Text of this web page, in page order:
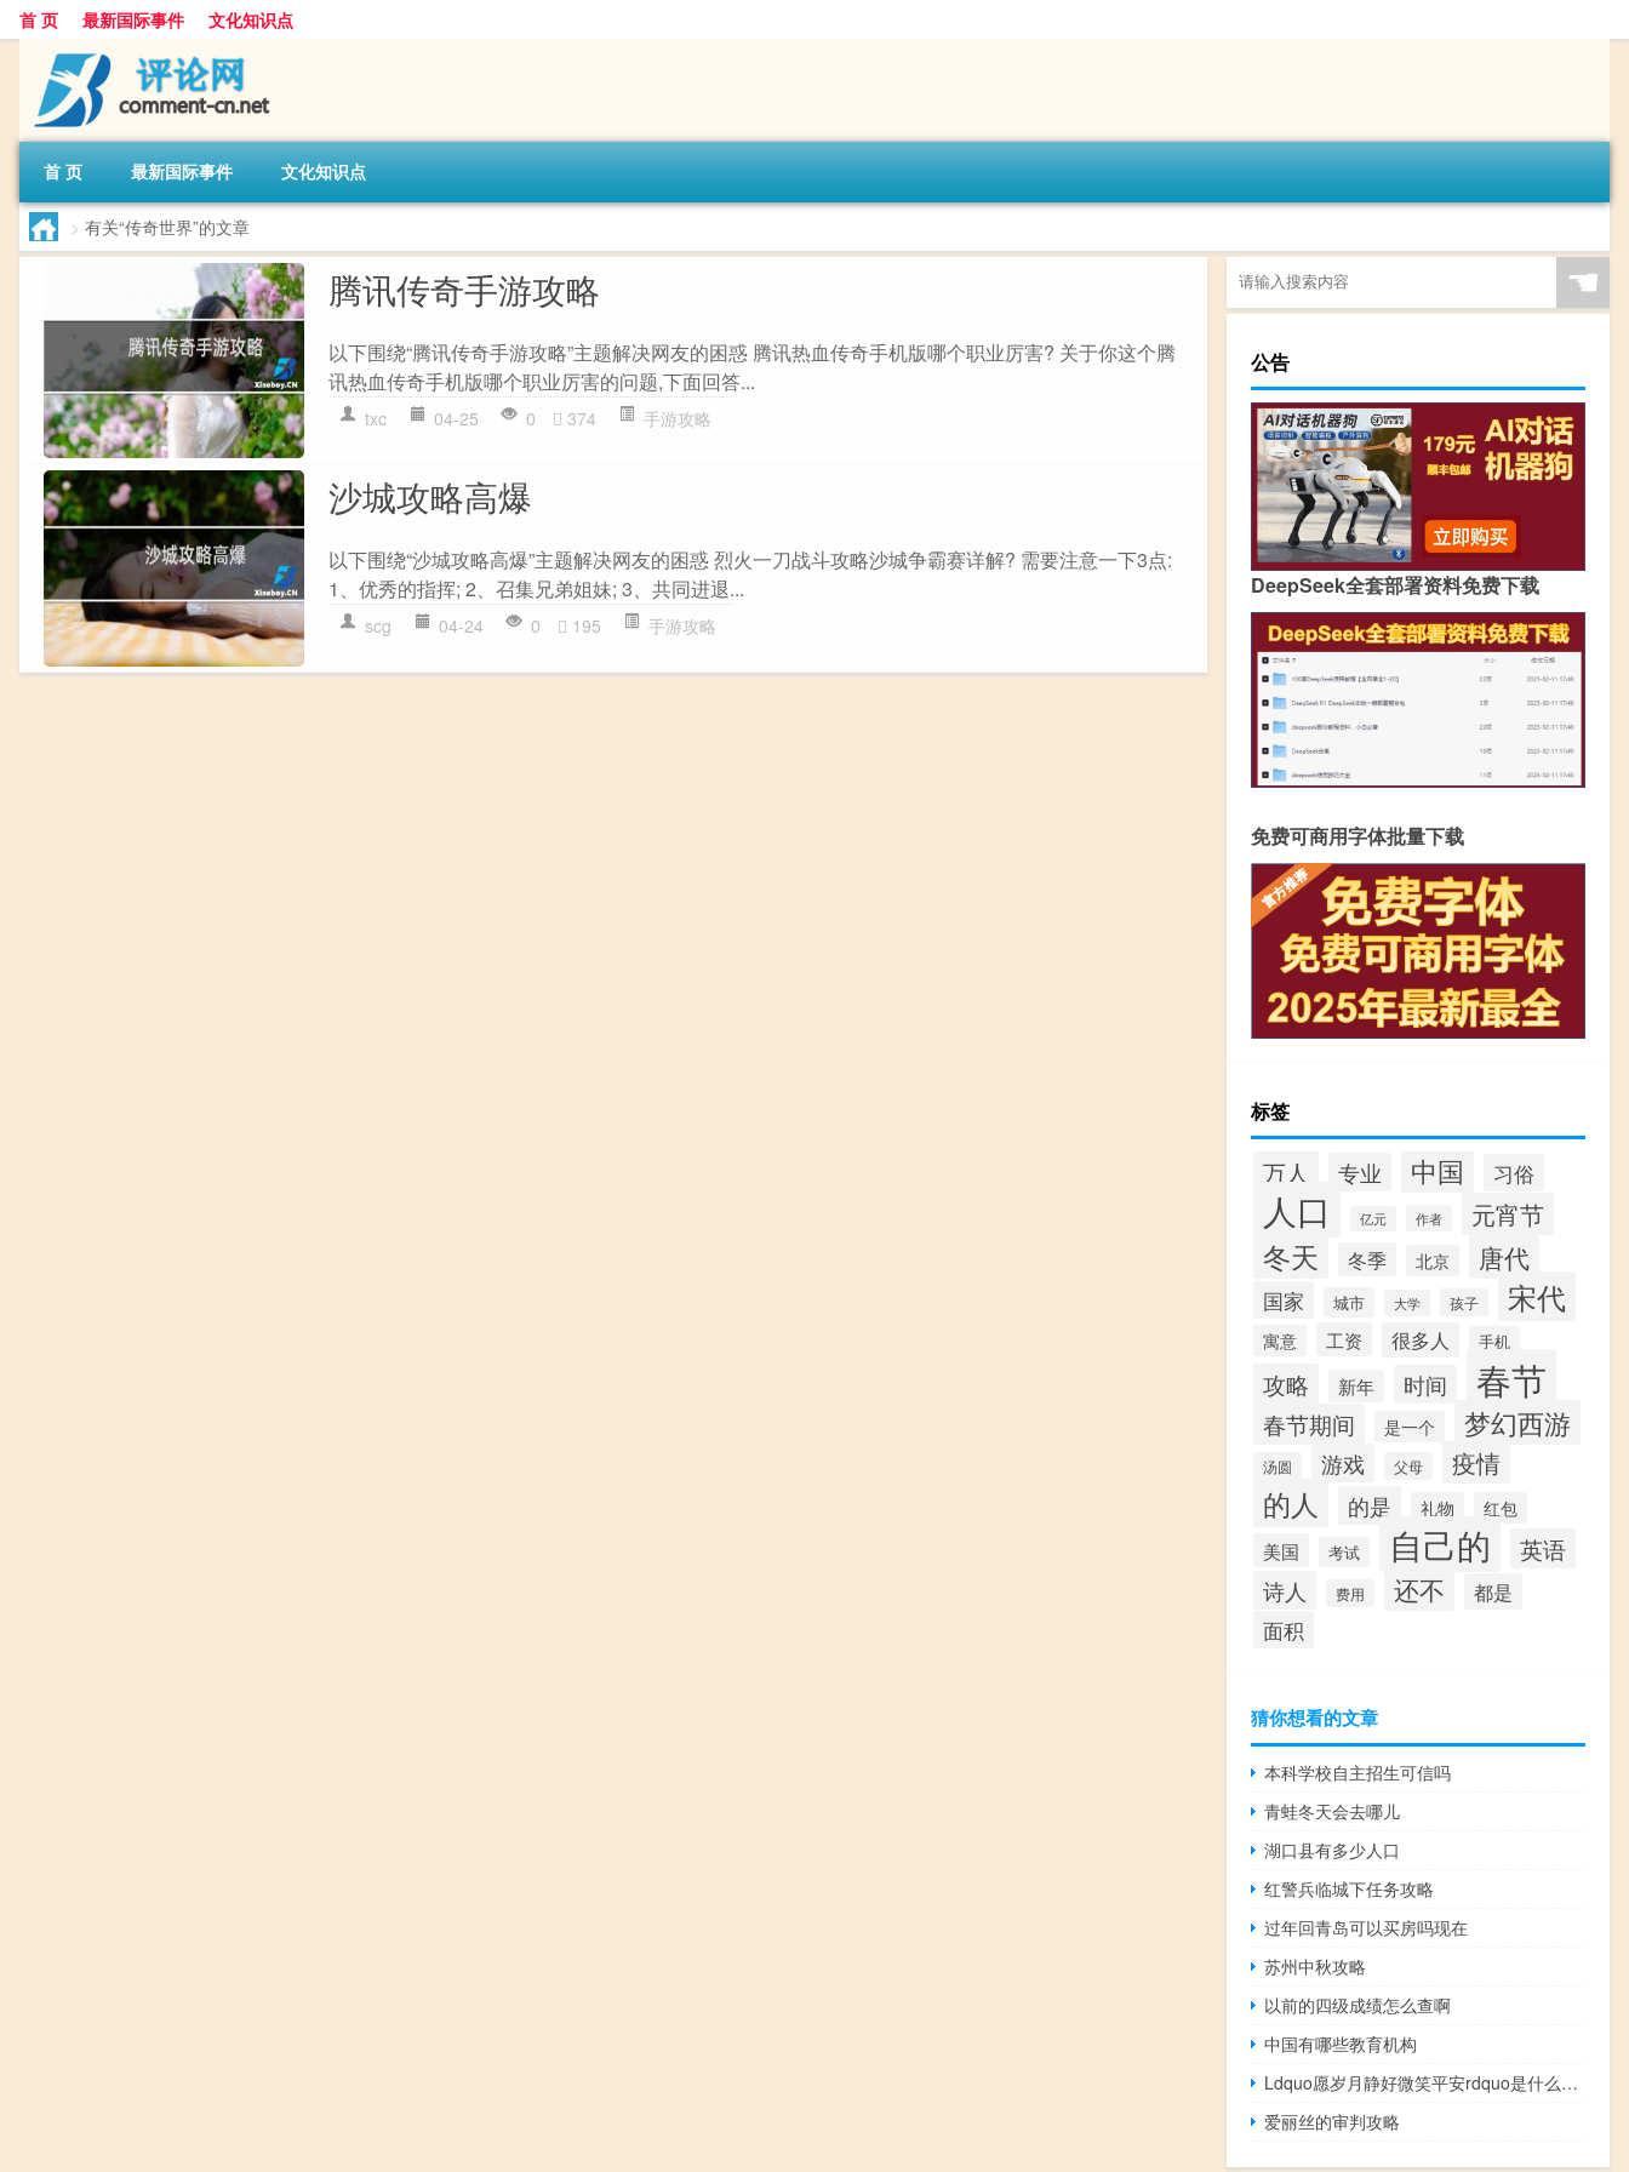
首 页 最新国际事件 文化知识点
首 页 最新国际事件 文化知识点
> 有关“传奇世界”的文章
腾讯传奇手游攻略
以下围绕“腾讯传奇手游攻略”主题解决网友的困惑 腾讯热血传奇手机版哪个职业厉害? 关于你这个腾
讯热血传奇手机版哪个职业厉害的问题,下面回答...
txc 04-25 0 374 手游攻略
沙城攻略高爆
以下围绕“沙城攻略高爆”主题解决网友的困惑 烈火一刀战斗攻略沙城争霸赛详解? 需要注意一下3点:
1、优秀的指挥; 2、召集兄弟姐妹; 3、共同进退...
scg 04-24 0 195 手游攻略
☚
公告
DeepSeek全套部署资料免费下载
免费可商用字体批量下载
标签
万人 专业 中国 习俗
人口 亿元 作者 元宵节
冬天 冬季 北京 唐代
国家 城市 大学 孩子 宋代
寓意 工资 很多人 手机
攻略 新年 时间 春节
春节期间 是一个 梦幻西游
汤圆 游戏 父母 疫情
的人 的是 礼物 红包
美国 考试 自己的 英语
诗人 费用 还不 都是
面积
猜你想看的文章
本科学校自主招生可信吗
青蛙冬天会去哪儿
湖口县有多少人口
红警兵临城下任务攻略
过年回青岛可以买房吗现在
苏州中秋攻略
以前的四级成绩怎么查啊
中国有哪些教育机构
Ldquo愿岁月静好微笑平安rdquo是什么意思？
爱丽丝的审判攻略